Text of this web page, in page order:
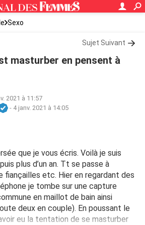
Sexo
Sujet Suivant
masturber en pensent à
2021 à 11:57
- 4 janv. 2021 à 14:05
que je vous écris. Voilà je suis
plus d’un an. Tt se passe à
fiançailles etc. Hier en regardant des
je tombe sur une capture
en maillot de bain ainsi
deux en couple). En poussant le
eu la tentation de se masturber